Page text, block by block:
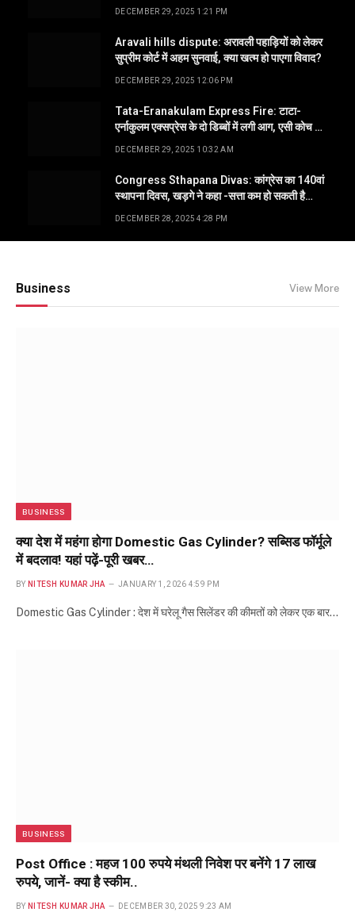
DECEMBER 29, 2025 1:21 PM
Aravali hills dispute: अरावली पहाड़ियों को लेकर
सुप्रीम कोर्ट में अहम सुनवाई, क्या खत्म हो पाएगा विवाद?
DECEMBER 29, 2025 12:06 PM
Tata-Eranakulam Express Fire: टाटा-
एर्नाकुलम एक्सप्रेस के दो डिब्बों में लगी आग, एसी कोच में
DECEMBER 29, 2025 10:32 AM
Congress Sthapana Divas: कांग्रेस का 140वां
स्थापना दिवस, खड़गे ने कहा -सत्ता कम हो सकती है
DECEMBER 28, 2025 4:28 PM
Business View More
BUSINESS
क्या देश में महंगा होगा Domestic Gas Cylinder? सब्सिड फॉर्मूले
में बदलाव! यहां पढ़ें-पूरी खबर…
BY NITESH KUMAR JHA JANUARY 1, 2026 4:59 PM
Domestic Gas Cylinder : देश में घरेलू गैस सिलेंडर की कीमतों को लेकर एक बार…
BUSINESS
Post Office : महज 100 रुपये मंथली निवेश पर बनेंगे 17 लाख
रुपये, जानें- क्या है स्कीम..
BY NITESH KUMAR JHA DECEMBER 30, 2025 9:23 AM